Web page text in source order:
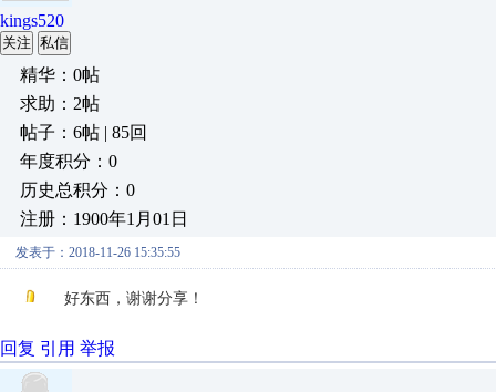
kings520
关注 私信
精华：0帖
求助：2帖
帖子：6帖 | 85回
年度积分：0
历史总积分：0
注册：1900年1月01日
发表于：2018-11-26 15:35:55
好东西，谢谢分享！
回复 引用 举报